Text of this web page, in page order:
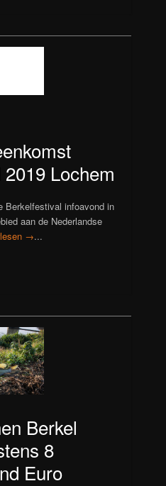
Lochem
Berkelfestival infoavond in
aan de Nederlandse
→...
Berkel
8
Euro